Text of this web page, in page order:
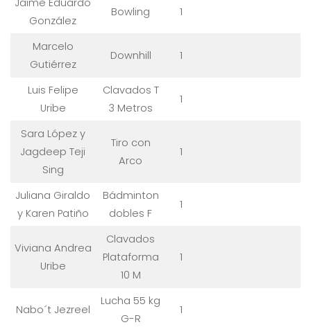
Jaime Eduardo
González
Bowling 1
Marcelo
Gutiérrez
Downhill 1
Luis Felipe
Uribe
Clavados T
3 Metros
1
Sara López y
Jagdeep Teji
Sing
Tiro con
Arco
1
Juliana Giraldo
y Karen Patiño
Bádminton
dobles F
1
Viviana Andrea
Uribe
Clavados
Plataforma
10 M
1
Nabo´t Jezreel
Lucha 55 kg
G-R
1